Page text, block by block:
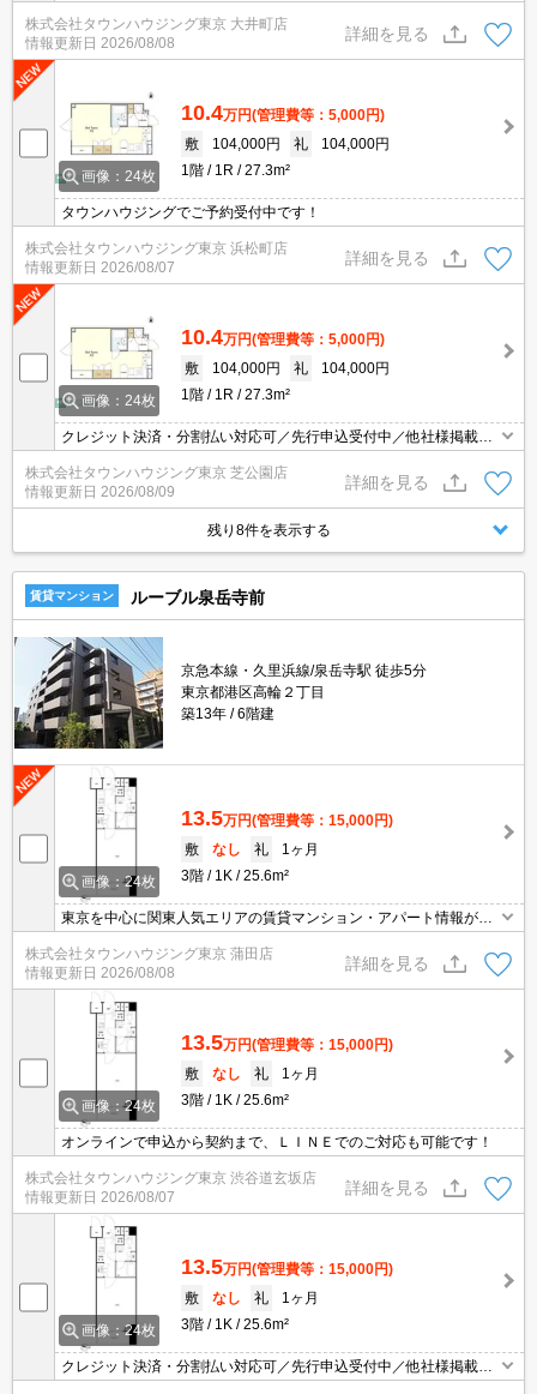
富！ 直営140店舗以上の 独自のネットワークで最適なマンション・
アパートをお探しします！
株式会社タウンハウジング東京 大井町店
情報更新日 2026/08/08
詳細を見る
画像：24枚
10.4万円(管理費等：5,000円)
敷
104,000円 礼
104,000円
1階
1R 27.3m²
タウンハウジングでご予約受付中です！
株式会社タウンハウジング東京 浜松町店
情報更新日 2026/08/07
詳細を見る
画像：24枚
10.4万円(管理費等：5,000円)
敷
104,000円 礼
104,000円
1階
1R 27.3m²
クレジット決済・分割払い対応可／先行申込受付中／他社様掲載物
件もまとめてご案内可能／専任物件多数あり
株式会社タウンハウジング東京 芝公園店
情報更新日 2026/08/09
詳細を見る
残り8件を表示する
賃貸マンション ルーブル泉岳寺前
京急本線・久里浜線/泉岳寺駅 徒歩5分
東京都港区高輪２丁目
築13年
6階建
画像：24枚
13.5万円(管理費等：15,000円)
敷
なし 礼
1ヶ月
3階
1K 25.6m²
東京を中心に関東人気エリアの賃貸マンション・アパート情報が豊
富！創業45年 直営140店舗以上の 独自のネットワークで最適なマン
ション・アパートをお探しします！
株式会社タウンハウジング東京 蒲田店
情報更新日 2026/08/08
詳細を見る
画像：24枚
13.5万円(管理費等：15,000円)
敷
なし 礼
1ヶ月
3階
1K 25.6m²
オンラインで申込から契約まで、ＬＩＮＥでのご対応も可能です！
株式会社タウンハウジング東京 渋谷道玄坂店
情報更新日 2026/08/07
詳細を見る
画像：24枚
13.5万円(管理費等：15,000円)
敷
なし 礼
1ヶ月
3階
1K 25.6m²
クレジット決済・分割払い対応可／先行申込受付中／他社様掲載物
件もまとめてご案内可能／専任物件多数あり